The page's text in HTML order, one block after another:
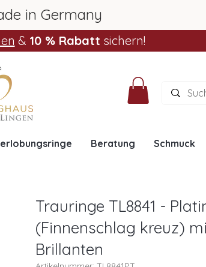
in Germany
& 10 % Rabatt sichern!
Beratung Schmuck
Trauringe TL8841 -
(Finnenschlag kreuz)
Brillanten